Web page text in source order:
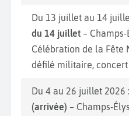
Du 13 juillet au 14
du 14 juillet –
Célébration de la Fête
défilé militaire,
Du 4 au 26 juillet 2026 :
(arrivée) – Champs-